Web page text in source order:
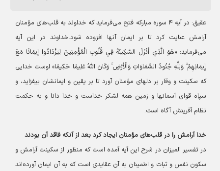
عقیق:
در آیه ۴ سوره مبارکه فتح می‌فرماید که خداوند به قلب‌های مؤمنان
آرامش عنایت کرد تا بر ایمان آنها افزوده شود.خداوند در این آیه
می‌فرماید: «هُوَ الَّذِي أَنْزَلَ السَّكِينَةَ فِي قُلُوبِ الْمُؤْمِنِينَ لِيَزْدَادُوا إِيمَانًا مَعَ
إِيمَانِهِمْ ۗ وَلِلَّهِ جُنُودُ السَّمَاوَاتِ وَالْأَرْضِ ۚ وَكَانَ اللَّهُ عَلِيمًا حَكِيمًا» اوست خدایی
که سکینت و وقار بر دلهای مؤمنان آورد تا بر یقین و ایمانشان بیفزاید، و
سپاه قوای آسمانها و زمین همه لشکر خداست و خدا دانا و به حکمت
نظام آفرینش آگاه است.
خدا آرامش را در قلب‌های مؤمنان ایجاد کرد بعد از آنکه فاقد آن بودند
در تفسیر المیزان در شرح این آیه آمده است که منظور از سکینت آرامش و
سکون نفس و ثبات و اطمینان به آن عقایدی است که به آن ایمان آورده‌اند